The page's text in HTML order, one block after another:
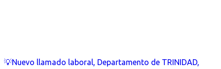
💡Nuevo llamado laboral, Departamento de TRINIDAD,